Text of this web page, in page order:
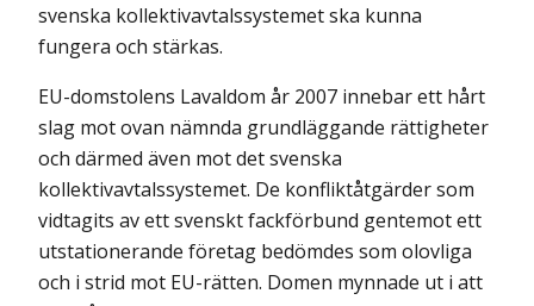
svenska kollektivavtalssystemet ska kunna
fungera och stärkas.
EU-domstolens Lavaldom år 2007 innebar ett hårt
slag mot ovan nämnda grundläggande rättigheter
och därmed även mot det svenska
kollektivavtalssystemet. De konfliktåtgärder som
vidtagits av ett svenskt fackförbund gentemot ett
utstationerande företag bedömdes som olovliga
och i strid mot EU-rätten. Domen mynnade ut i att